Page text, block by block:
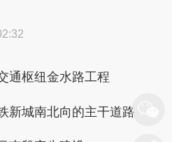
通枢纽金水路工程
新城南北向的主干道路